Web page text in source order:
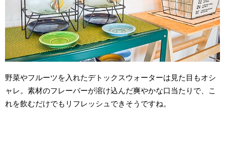
野菜やフルーツを入れたデトックスウォーターは見た目もオシ
ャレ。素材のフレーバーが溶け込んだ爽やかな口当たりで、こ
れを飲むだけでもリフレッシュできそうですね。